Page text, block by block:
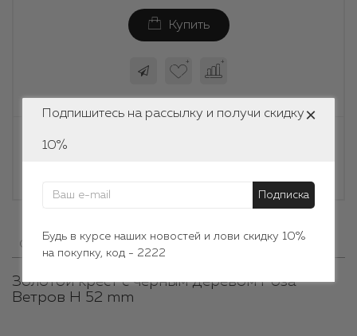
Подпишитесь на рассылку и получи скидку
10%
Подписка
Будь в курсе наших новостей и лови скидку 10%
на покупку, код - 2222
×
Купить
Информация о доставке
Описание Отзывы 0 0
Золотой крест с черным деревом Роза
Ветров H 52 mm